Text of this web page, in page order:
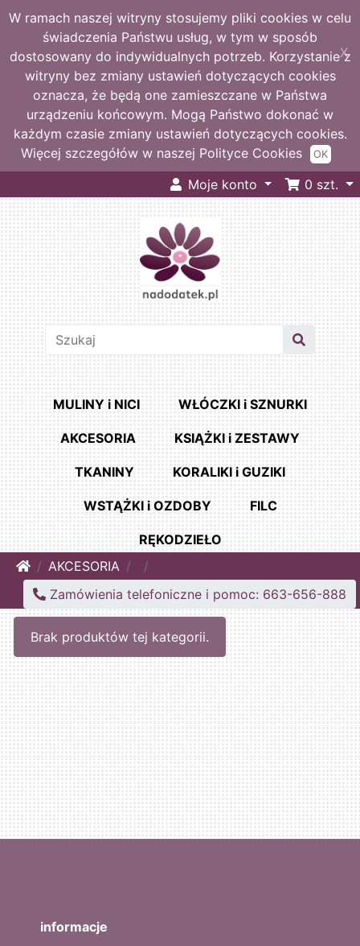
W ramach naszej witryny stosujemy pliki cookies w celu
świadczenia Państwu usług, w tym w sposób
dostosowany do indywidualnych potrzeb. Korzystanie z
witryny bez zmiany ustawień dotyczących cookies
oznacza, że będą one zamieszczane w Państwa
urządzeniu końcowym. Mogą Państwo dokonać w
każdym czasie zmiany ustawień dotyczących cookies.
Więcej szczegółów w naszej Polityce Cookies
X
OK
Moje konto 0 szt.
MULINY i NICI WŁÓCZKI i SZNURKI
AKCESORIA KSIĄŻKI i ZESTAWY
TKANINY KORALIKI i GUZIKI
WSTĄŻKI i OZDOBY FILC
RĘKODZIEŁO
HomeAKCESORIA
Zamówienia telefoniczne i pomoc: 663-656-888
Brak produktów tej kategorii.
informacje